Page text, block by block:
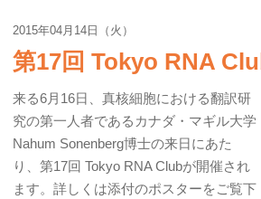
2015年04月14日（火）
第17回 Tokyo RNA
来る6月16日、真核細胞における翻訳研
究の第一人者であるカナダ・マギル大学
Nahum Sonenberg博士の来日にあた
り、第17回 Tokyo RNA Clubが開催され
ます。詳しくは添付のポスターをご覧下